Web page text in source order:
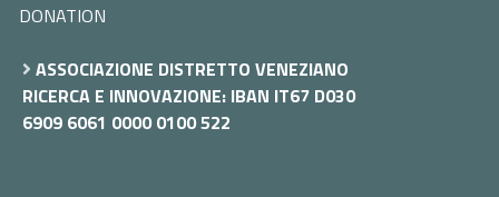
DONATION
ASSOCIAZIONE DISTRETTO VENEZIANO
RICERCA E INNOVAZIONE: IBAN IT67 D030
6909 6061 0000 0100 522